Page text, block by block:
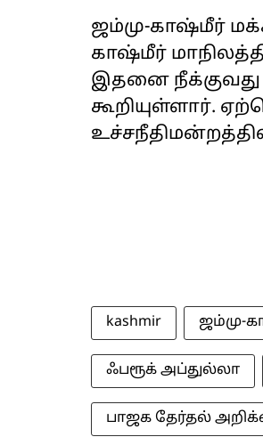
ஜம்மு-காஷ்மீர்
காஷ்மீர்
இதனை நீக்குவது
கூறியுள்ளார்.
kashmir ஜம்மு-
ஃபரூக் அப்துல்லா
பாஜக தேர்தல்